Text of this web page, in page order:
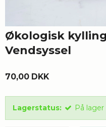
Økologisk
Vendsyssel
70,00 DKK
Lagerstatus: På lager